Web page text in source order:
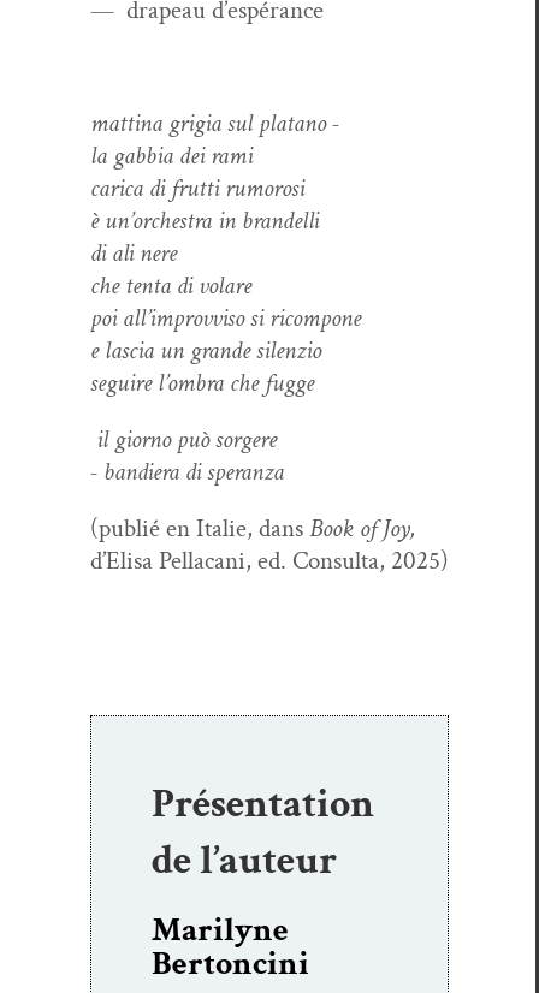
— dra­peau d’espérance
mat­ti­na gri­gia sul platano -
la gab­bia dei rami
car­i­ca di frut­ti rumorosi
è un’orches­tra in brandelli
di ali nere
che ten­ta di volare
poi all’im­provvi­so si ricompone
e las­cia un grande silenzio
seguire l’om­bra che fugge
il giorno può sorgere
- bandiera di speranza
(pub­lié en Ital­ie, dansBook of Joy,
d’Elisa Pel­la­cani, ed. Con­sul­ta, 2025)
Présentation
de l’auteur
Marilyne
Bertoncini